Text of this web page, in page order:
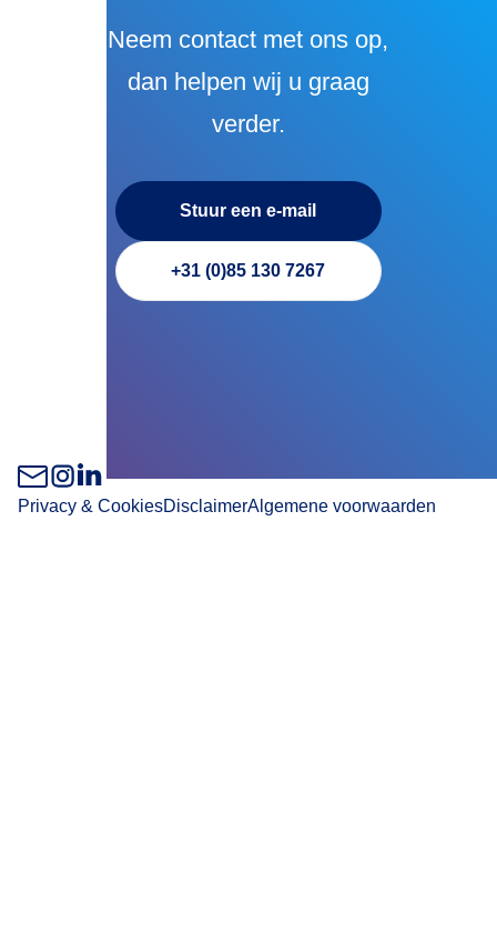
Neem contact met ons op,
dan helpen wij u graag
verder.
Stuur een e-mail
+31 (0)85 130 7267
Privacy & CookiesDisclaimerAlgemene voorwaarden